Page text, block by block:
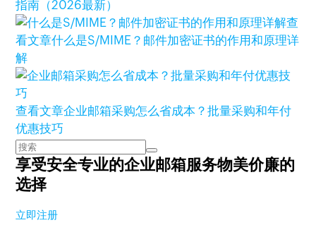
指南（2026最新）
查
看文章什么是S/MIME？邮件加密证书的作用和原理详
解
查看文章企业邮箱采购怎么省成本？批量采购和年付
优惠技巧
享受安全专业的企业邮箱服务物美价廉的
选择
立即注册